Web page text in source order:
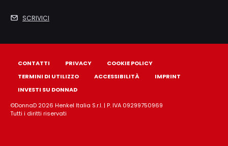
SCRIVICI
CONTATTI PRIVACY
COOKIE POLICY
TERMINI DI UTILIZZO
ACCESSIBILITÀ
IMPRINT
INVESTI SU DONNAD
©DonnaD 2026 Henkel Italia S.r.l. | P. IVA 09299750969
Tutti i diritti riservati